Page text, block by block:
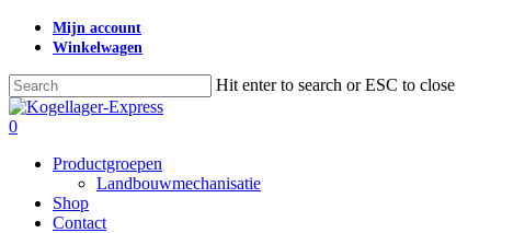
Skip
content
Mijn account
Winkelwagen
Hit enter to search or ESC to close
Close
Search
search
0
Productgroepen
Landbouwmechanisatie
Shop
Contact